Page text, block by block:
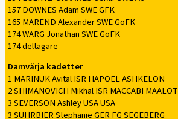
157 DOWNES Adam SWE GFK
165 MAREND Alexander SWE GoFK
174 WARG Jonathan SWE GoFK
174 deltagare
Damvärja kadetter
1 MARINUK Avital ISR HAPOEL ASHKELON
2 SHIMANOVICH Mikhal ISR MACCABI MAALOT
3 SEVERSON Ashley USA USA
3 SUHRBIER Stephanie GER FG SEGEBERG